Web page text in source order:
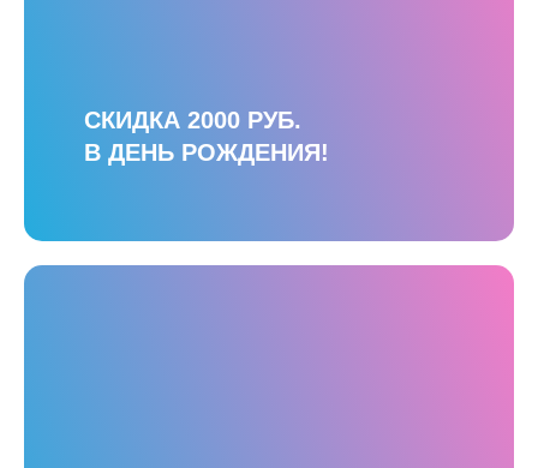
СКИДКА 2000 РУБ.
В ДЕНЬ РОЖДЕНИЯ!